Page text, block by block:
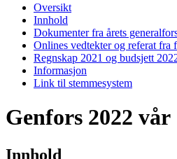
Oversikt
Innhold
Dokumenter fra årets
Onlines vedtekter og referat fra
Regnskap 2021 og budsjett
Informasjon
Link til stemmesystem
Genfors 2022 vår
Innhold